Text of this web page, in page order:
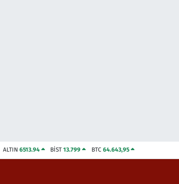
ALTIN 6513.94 BİST13.799 BTC 64.643,95